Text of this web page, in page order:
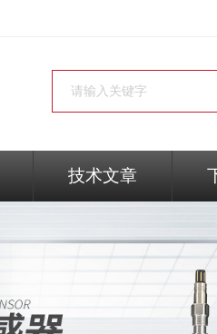
技术文章